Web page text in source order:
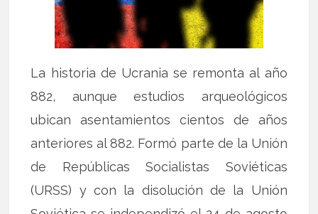
La historia de Ucrania se remonta al año
882, aunque estudios arqueológicos
ubican asentamientos cientos de años
anteriores al 882. Formó parte de la Unión
de Repúblicas Socialistas Soviéticas
(URSS) y con la disolución de la Unión